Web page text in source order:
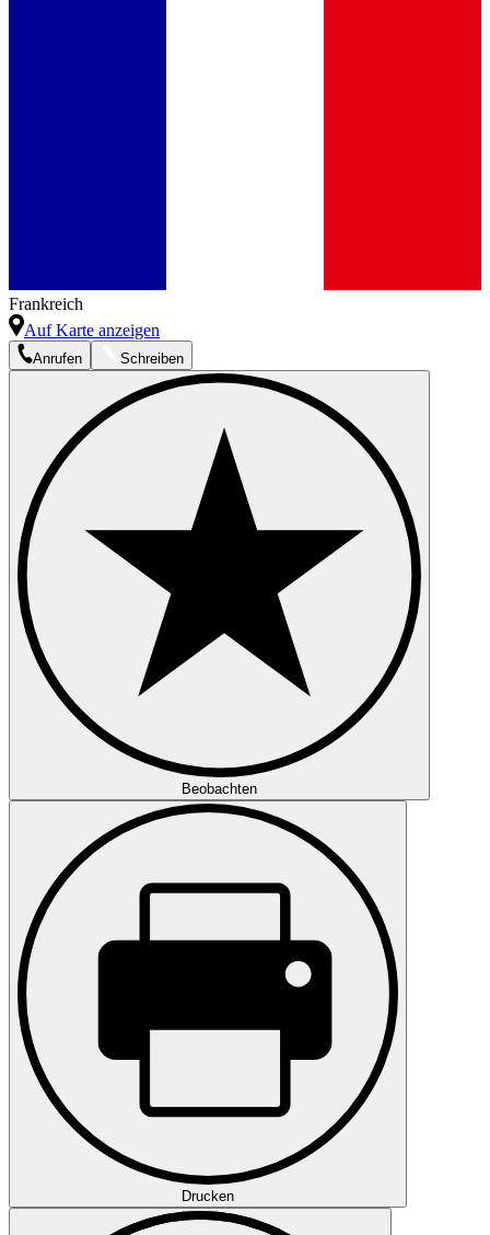
Frankreich
Auf Karte anzeigen
Anrufen Schreiben
Beobachten
Drucken